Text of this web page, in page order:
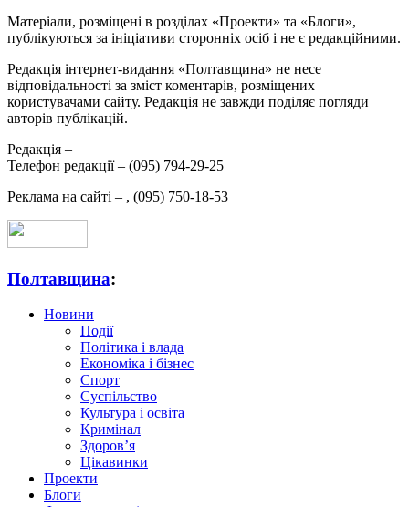
Матеріали, розміщені в розділах «Проекти» та «Блоги»,
публікуються за ініціативи сторонніх осіб і не є редакційними.
Редакція інтернет-видання «Полтавщина» не несе
відповідальності за зміст коментарів, розміщених
користувачами сайту. Редакція не завжди поділяє погляди
авторів публікацій.
Редакція –
Телефон редакції – (095) 794-29-25
Реклама на сайті – , (095) 750-18-53
Полтавщина:
Новини
Події
Політика і влада
Економіка і бізнес
Спорт
Суспільство
Культура і освіта
Кримінал
Здоров’я
Цікавинки
Проекти
Блоги